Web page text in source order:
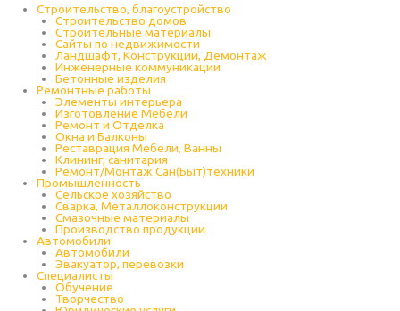
Строительство, благоустройство
Строительство домов
Строительные материалы
Сайты по недвижимости
Ландшафт, Конструкции, Демонтаж
Инженерные коммуникации
Бетонные изделия
Ремонтные работы
Элементы интерьера
Изготовление Мебели
Ремонт и Отделка
Окна и Балконы
Реставрация Мебели, Ванны
Клининг, санитария
Ремонт/Монтаж Сан(Быт)техники
Промышленность
Cельское хозяйство
Сварка, Металлоконструкции
Cмазочные материалы
Производство продукции
Автомобили
Автомобили
Эвакуатор, перевозки
Специалисты
Обучение
Творчество